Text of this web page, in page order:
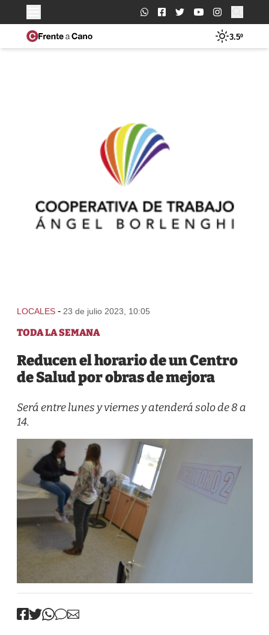
Buscar:
3.5º
LOCALES - 23 de julio 2023, 10:05
TODA LA SEMANA
Reducen el horario de un Centro
de Salud por obras de mejora
Será entre lunes y viernes y atenderá solo de 8 a
14.